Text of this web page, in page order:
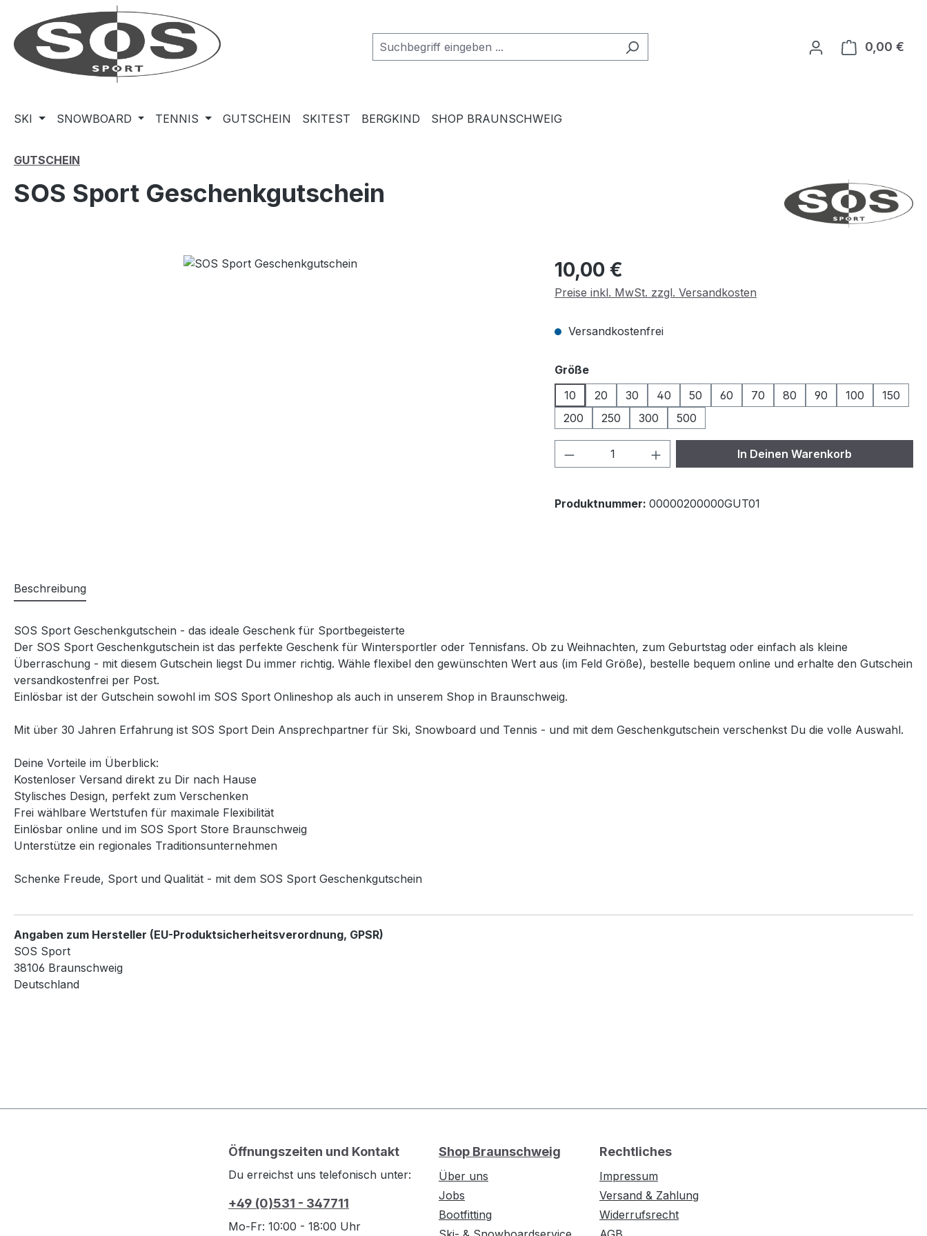
Hauptinhalt springen
Zur Suche springen
Zur Hauptnavigation springen
0,00 €
SKI SNOWBOARD TENNIS GUTSCHEIN SKITEST BERGKIND SHOP BRAUNSCHWEIG
GUTSCHEIN
SOS Sport Geschenkgutschein
Regulärer Preis:
10,00 €
Preise inkl. MwSt. zzgl. Versandkosten
Versandkostenfrei
Größeauswählen
10
20 30 40 50 60 70 80 90 100
150
200
250 300 500
Produkt Anzahl: Gib den gewünschten Wert
In Deinen Warenkorb
Produktnummer: 00000200000GUT01
Beschreibung
SOS Sport Geschenkgutschein - das ideale Geschenk für Sportbegeisterte
Der SOS Sport Geschenkgutschein ist das perfekte Geschenk für Wintersportler oder Tennisfans. Ob zu Weihnachten, zum Geburtstag oder einfach als kleine
Überraschung - mit diesem Gutschein liegst Du immer richtig. Wähle flexibel den gewünschten Wert aus (im Feld Größe), bestelle bequem online und erhalte den Gutschein
versandkostenfrei per Post.
Einlösbar ist der Gutschein sowohl im SOS Sport Onlineshop als auch in unserem Shop in Braunschweig.
Mit über 30 Jahren Erfahrung ist SOS Sport Dein Ansprechpartner für Ski, Snowboard und Tennis - und mit dem Geschenkgutschein verschenkst Du die volle Auswahl.
Deine Vorteile im Überblick:
Kostenloser Versand direkt zu Dir nach Hause
Stylisches Design, perfekt zum Verschenken
Frei wählbare Wertstufen für maximale Flexibilität
Einlösbar online und im SOS Sport Store Braunschweig
Unterstütze ein regionales Traditionsunternehmen
Schenke Freude, Sport und Qualität - mit dem SOS Sport Geschenkgutschein
Angaben zum Hersteller (EU-Produktsicherheitsverordnung, GPSR)
SOS Sport
38106 Braunschweig
Deutschland
Öffnungszeiten und Kontakt
Du erreichst uns telefonisch unter:
+49 (0)531 - 347711
Mo-Fr: 10:00 - 18:00 Uhr
Shop Braunschweig
Über uns
Jobs
Bootfitting
Rechtliches
Impressum
Versand & Zahlung
Widerrufsrecht